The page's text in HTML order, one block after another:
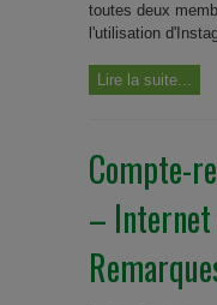
toutes deux
l'utilisation
Lire la suite...
Compte-
– Internet